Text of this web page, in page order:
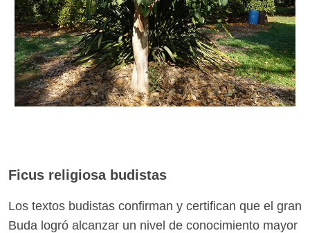
Ficus religiosa budistas
Los textos budistas confirman y certifican que el gran
Buda logró alcanzar un nivel de conocimiento mayor